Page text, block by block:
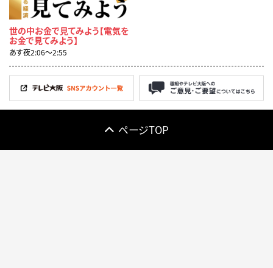
世の中お金で見てみよう【電気を
お金で見てみよう】
あす夜2:06〜2:55
ページTOP